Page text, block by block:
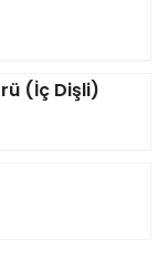
(İç Dişli)